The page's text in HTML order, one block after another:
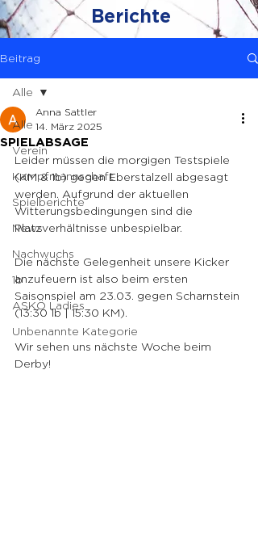
Berichte
Beitrag
Alle
Verein
Kampfmannschaft
Spielberichte
News
Nachwuchs
1b
ASKÖ Ladies
Unbenannte Kategorie
Alle
SPIELABSAGE
Anna Sattler
14. März 2025
Leider müssen die morgigen Testspiele
(KM & 1b) gegen Eberstalzell abgesagt
werden. Aufgrund der aktuellen
Witterungsbedingungen sind die
Platzverhältnisse unbespielbar.
Die nächste Gelegenheit unsere Kicker
anzufeuern ist also beim ersten
Saisonspiel am 23.03. gegen Scharnstein
(13:30 1b | 15:30 KM).
Wir sehen uns nächste Woche beim
Derby!